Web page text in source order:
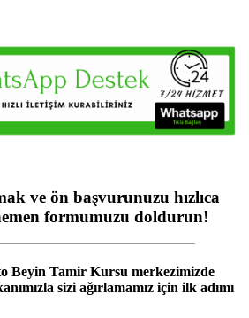
ve ön başvurunuzu hızlıca
formumuzu doldurun!
Beyin Tamir Kursu merkezimizde
sizi ağırlamamız için ilk adımı